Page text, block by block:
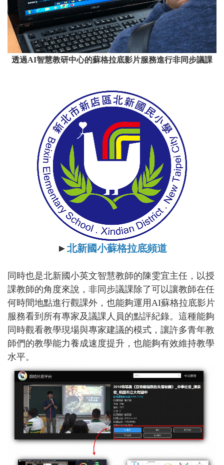
透過AI智慧教研中心的蘇格拉底影片服務進行非同步議課
►北新國小蘇格拉底頻道
同時也是北新國小英文智慧教師的陳雯宜主任，以授
課教師的角度來說，非同步議課除了可以讓教師在任
何時間地點進行觀課外，也能夠運用AI蘇格拉底影片
服務看到所有專家及議課人員的點評紀錄。這種能夠
同時觀看教學現場與專家建議的模式，讓許多青年教
師們的教學能力養成速度提升，也能夠有效維持教學
水平。